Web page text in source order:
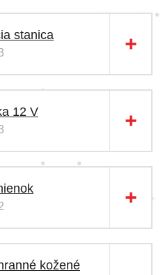
stanica
12 V
kožené